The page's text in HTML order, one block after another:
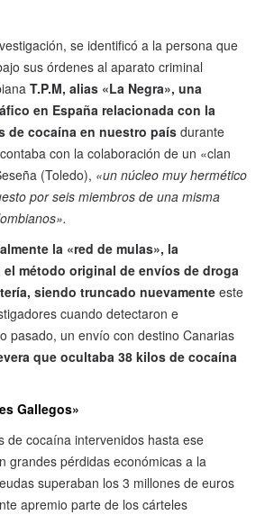
se identificó a la persona que
sus órdenes al aparato criminal
T.P.M, alias «La Negra», una
en España relacionada con la
de cocaína en nuestro país durante
con la colaboración de un «clan
(Toledo), «un núcleo muy hermético
por seis miembros de una misma
la «red de mulas», la
método original de envíos de droga
siendo truncado nuevamente este
cuando detectaron e
pasado, un envío con destino Canarias
que ocultaba 38 kilos de cocaína
Gallegos»
de cocaína intervenidos hasta ese
grandes pérdidas económicas a la
superaban los 3 millones de euros
apremio parte de los cárteles